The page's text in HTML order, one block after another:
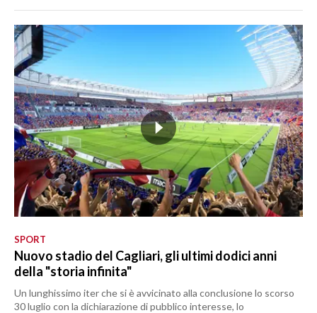
SPORT
Nuovo stadio del Cagliari, gli ultimi dodici anni
della "storia infinita"
Un lunghissimo iter che si è avvicinato alla conclusione lo scorso
30 luglio con la dichiarazione di pubblico interesse, lo